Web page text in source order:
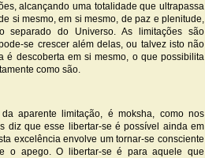
alcançando uma totalidade que ultrapassa
si mesmo, em si mesmo, de paz e plenitude,
separado do Universo. As limitações são
se crescer além delas, ou talvez isto não
é descoberta em si mesmo, o que possibilita
como são.
aparente limitação, é moksha, como nos
diz que esse libertar-se é possível ainda em
excelência envolve um tornar-se consciente
o apego. O libertar-se é para aquele que